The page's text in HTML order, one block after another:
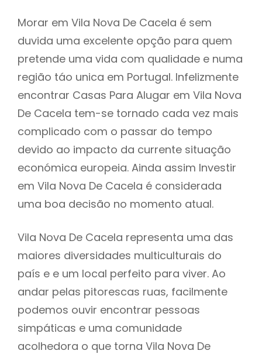
Morar em Vila Nova De Cacela é sem
duvida uma excelente opção para quem
pretende uma vida com qualidade e numa
região táo unica em Portugal. Infelizmente
encontrar Casas Para Alugar em Vila Nova
De Cacela tem-se tornado cada vez mais
complicado com o passar do tempo
devido ao impacto da currente situação
económica europeia. Ainda assim Investir
em Vila Nova De Cacela é considerada
uma boa decisão no momento atual.
Vila Nova De Cacela representa uma das
maiores diversidades multiculturais do
país e e um local perfeito para viver. Ao
andar pelas pitorescas ruas, facilmente
podemos ouvir encontrar pessoas
simpáticas e uma comunidade
acolhedora o que torna Vila Nova De